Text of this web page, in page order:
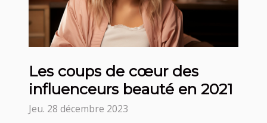
Les coups de cœur des
influenceurs beauté en 2021
Jeu. 28 décembre 2023